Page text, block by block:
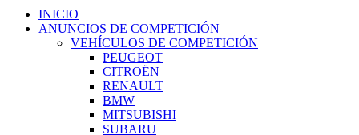
INICIO
ANUNCIOS DE COMPETICIÓN
VEHÍCULOS DE COMPETICIÓN
PEUGEOT
CITROËN
RENAULT
BMW
MITSUBISHI
SUBARU